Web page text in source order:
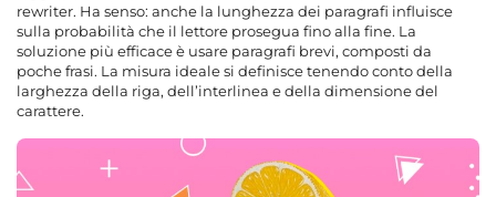
rewriter. Ha senso: anche la lunghezza dei paragrafi influisce
sulla probabilità che il lettore prosegua fino alla fine. La
soluzione più efficace è usare paragrafi brevi, composti da
poche frasi. La misura ideale si definisce tenendo conto della
larghezza della riga, dell’interlinea e della dimensione del
carattere.